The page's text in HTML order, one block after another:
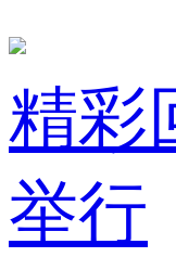
精彩
举行